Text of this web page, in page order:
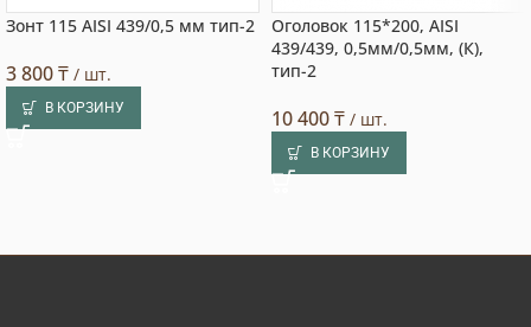
Зонт 115 AISI 439/0,5 мм тип-2
3 800₸ / шт.
В КОРЗИНУ
Оголовок 115*200, AISI
439/439, 0,5мм/0,5мм, (К),
тип-2
10 400₸ / шт.
В КОРЗИНУ